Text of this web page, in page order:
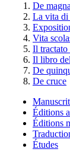
De
La vita di
Vita
Il tractato
Il libro
De
De cruce
Éditions
Éditions
Études